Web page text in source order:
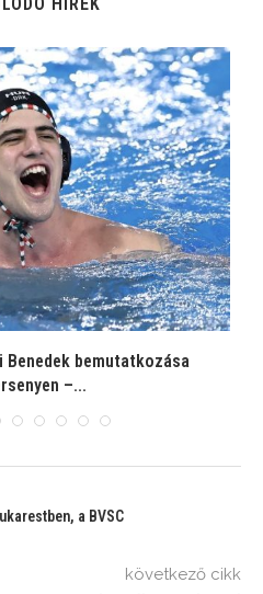
Benedek bemutatkozása
–...
a BVSC
következő cikk